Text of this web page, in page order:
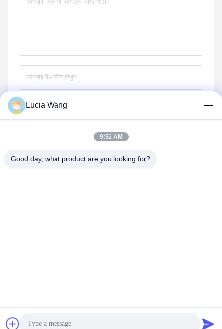
পাঠান
movingledscreen.com সমস্ত অধিকার সংরক্ষিত।
Lucia Wang
9:52 AM
Good day, what product are you looking for?